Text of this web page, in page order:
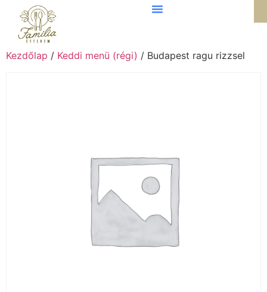
Kezdőlap / Keddi menü (régi) / Budapest ragu rizzsel